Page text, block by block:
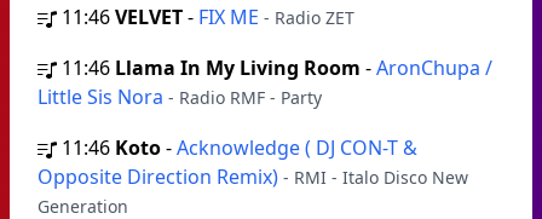
11:46VELVET- FIX ME - Radio ZET
11:46 Llama In My Living Room -AronChupa /
Little Sis Nora - Radio RMF - Party
11:46 Koto-Acknowledge ( DJ CON-T &
Opposite Direction Remix) - RMI - Italo Disco New
Generation